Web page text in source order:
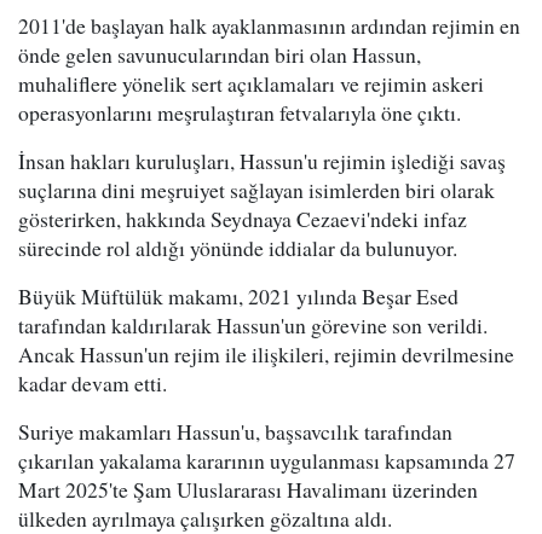
2011'de başlayan halk ayaklanmasının ardından rejimin en
önde gelen savunucularından biri olan Hassun,
muhaliflere yönelik sert açıklamaları ve rejimin askeri
operasyonlarını meşrulaştıran fetvalarıyla öne çıktı.
İnsan hakları kuruluşları, Hassun'u rejimin işlediği savaş
suçlarına dini meşruiyet sağlayan isimlerden biri olarak
gösterirken, hakkında Seydnaya Cezaevi'ndeki infaz
sürecinde rol aldığı yönünde iddialar da bulunuyor.
Büyük Müftülük makamı, 2021 yılında Beşar Esed
tarafından kaldırılarak Hassun'un görevine son verildi.
Ancak Hassun'un rejim ile ilişkileri, rejimin devrilmesine
kadar devam etti.
Suriye makamları Hassun'u, başsavcılık tarafından
çıkarılan yakalama kararının uygulanması kapsamında 27
Mart 2025'te Şam Uluslararası Havalimanı üzerinden
ülkeden ayrılmaya çalışırken gözaltına aldı.